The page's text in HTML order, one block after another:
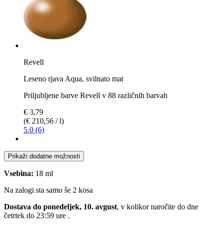
Revell
Leseno rjava Aqua, svilnato mat
Priljubljene barve Revell v 88 različnih barvah
€ 3,79
(€ 210,56 / l)
5.0 (6)
Prikaži dodatne možnosti
Vsebina: 18 ml
Na zalogi sta samo še 2 kosa
Dostava do ponedeljek, 10. avgust, v kolikor naročite do dne
četrtek do 23:59 ure .